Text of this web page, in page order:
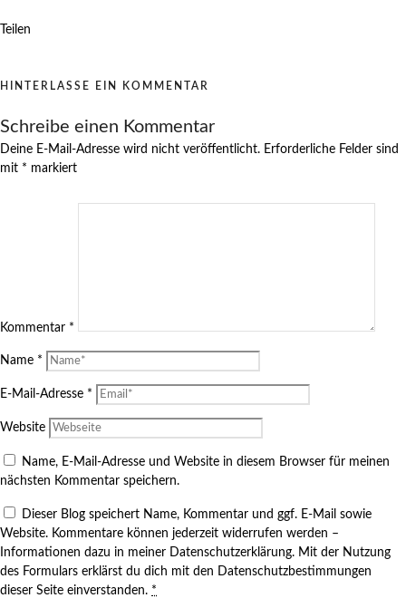
Teilen
HINTERLASSE EIN KOMMENTAR
Schreibe einen Kommentar
Deine E-Mail-Adresse wird nicht veröffentlicht. Erforderliche Felder sind
mit * markiert
Kommentar *
Name *
E-Mail-Adresse *
Website
Name, E-Mail-Adresse und Website in diesem Browser für meinen
nächsten Kommentar speichern.
Dieser Blog speichert Name, Kommentar und ggf. E-Mail sowie
Website. Kommentare können jederzeit widerrufen werden –
Informationen dazu in meiner Datenschutzerklärung. Mit der Nutzung
des Formulars erklärst du dich mit den Datenschutzbestimmungen
dieser Seite einverstanden. *